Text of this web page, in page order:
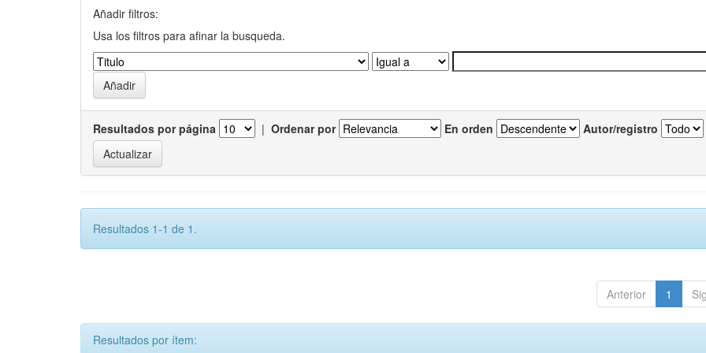
Añadir filtros:
Usa los filtros para afinar la busqueda.
Resultados por página | Ordenar por En orden Autor/registro
Resultados 1-1 de 1.
Anterior 1
Resultados por ítem: